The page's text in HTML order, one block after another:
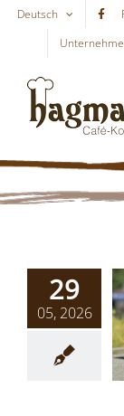
Skip
content
Deutsch
29
05, 2026